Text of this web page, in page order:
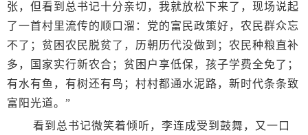
张，但看到总书记十分亲切，我就放松下来了，现场说起
了一首村里流传的顺口溜：党的富民政策好，农民群众忘
不了；贫困农民脱贫了，历朝历代没做到；农民种粮直补
多，国家实行新农合；贫困户享低保，孩子学费全免了；
有水有鱼，有树还有鸟；村村都通水泥路，新时代条条致
富阳光道。”
看到总书记微笑着倾听，李连成受到鼓舞，又一口